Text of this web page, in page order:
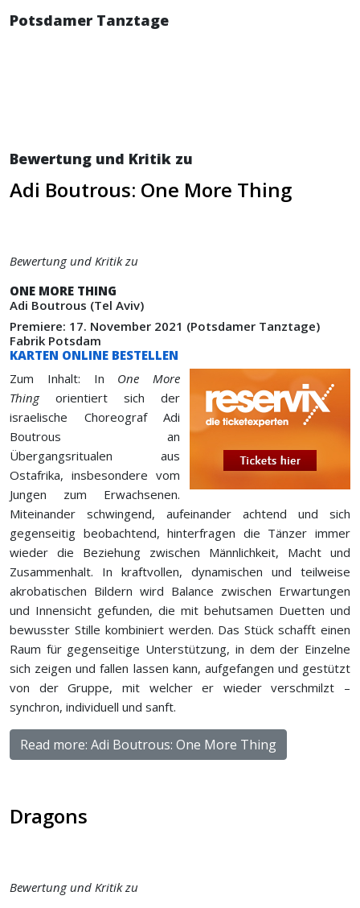
Potsdamer Tanztage
Bewertung und Kritik zu
Adi Boutrous: One More Thing
Bewertung und Kritik zu
ONE MORE THING
Adi Boutrous (Tel Aviv)
Premiere: 17. November 2021 (Potsdamer Tanztage)
Fabrik Potsdam
KARTEN ONLINE BESTELLEN
Zum Inhalt: In One More
Thingorientiert sich der
israelische Choreograf Adi
Boutrous an
Übergangsritualen aus
Ostafrika, insbesondere vom
Jungen zum Erwachsenen.
Miteinander schwingend, aufeinander achtend und sich
gegenseitig beobachtend, hinterfragen die Tänzer immer
wieder die Beziehung zwischen Männlichkeit, Macht und
Zusammenhalt. In kraftvollen, dynamischen und teilweise
akrobatischen Bildern wird Balance zwischen Erwartungen
und Innensicht gefunden, die mit behutsamen Duetten und
bewusster Stille kombiniert werden. Das Stück schafft einen
Raum für gegenseitige Unterstützung, in dem der Einzelne
sich zeigen und fallen lassen kann, aufgefangen und gestützt
von der Gruppe, mit welcher er wieder verschmilzt –
synchron, individuell und sanft.
Read more: Adi Boutrous: One More Thing
Dragons
Bewertung und Kritik zu